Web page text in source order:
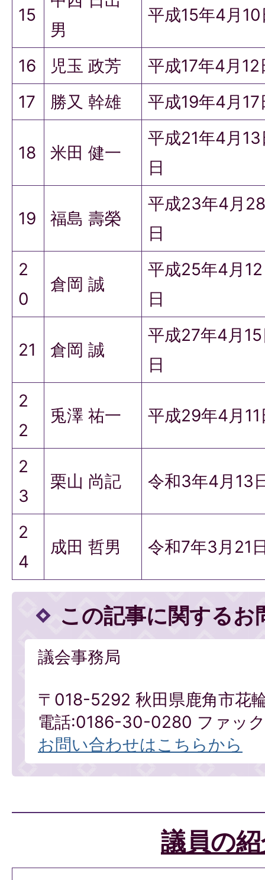
15
男
平成15年4月
16 児玉 政芳
平成17年4月
17
勝又 幹雄 平成19年4月
18 米田 健一
平成21年4月
日
19 福島 壽榮
平成23年4月
日
2
0
倉岡 誠
平成25年4月
日
21 倉岡 誠
平成27年4月
日
2
2
兎澤 祐一 平成29年4月
2
3
栗山 尚記 令和3年4月13
2
4
成田 哲男 令和7年3月21
この記事に関するお
議会事務局
〒018-5292 秋田県鹿角市花
電話:0186-30-0280 ファッ
お問い合わせはこちらから
議員の